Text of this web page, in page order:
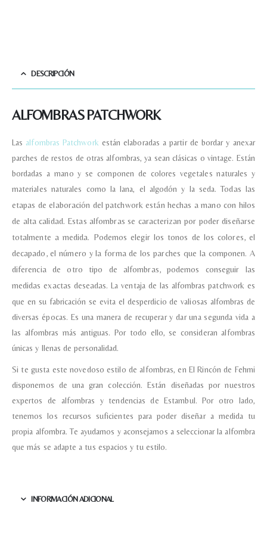
DESCRIPCIÓN
ALFOMBRAS PATCHWORK
Las alfombras Patchwork están elaboradas a partir de bordar y anexar
parches de restos de otras alfombras, ya sean clásicas o vintage. Están
bordadas a mano y se componen de colores vegetales naturales y
materiales naturales como la lana, el algodón y la seda.Todas las
etapas de elaboración del patchwork están hechas a mano con hilos
de alta calidad. Estas alfombras se caracterizan por poder diseñarse
totalmente a medida. Podemos elegir los tonos de los colores, el
decapado, el número y la forma de los parches que la componen. A
diferencia de otro tipo de alfombras, podemos conseguir las
medidas exactas deseadas.La ventaja de las alfombras patchwork es
que en su fabricación se evita el desperdicio de valiosas alfombras de
diversas épocas. Es una manera de recuperar y dar una segunda vida a
las alfombras más antiguas. Por todo ello, se consideran alfombras
únicas y llenas de personalidad.
Si te gusta este novedoso estilo de alfombras, en El Rincón de Fehmi
disponemos de una gran colección. Están diseñadas por nuestros
expertos de alfombras y tendencias de Estambul. Por otro lado,
tenemos los recursos suficientes para poder diseñar a medida tu
propia alfombra. Te ayudamos y aconsejamos a seleccionar la alfombra
que más se adapte a tus espacios y tu estilo.
INFORMACIÓN ADICIONAL
Nombre y apellido*
Tu mensaje.
Nombre y Referencia del producto*
Doy mi consentimiento para que